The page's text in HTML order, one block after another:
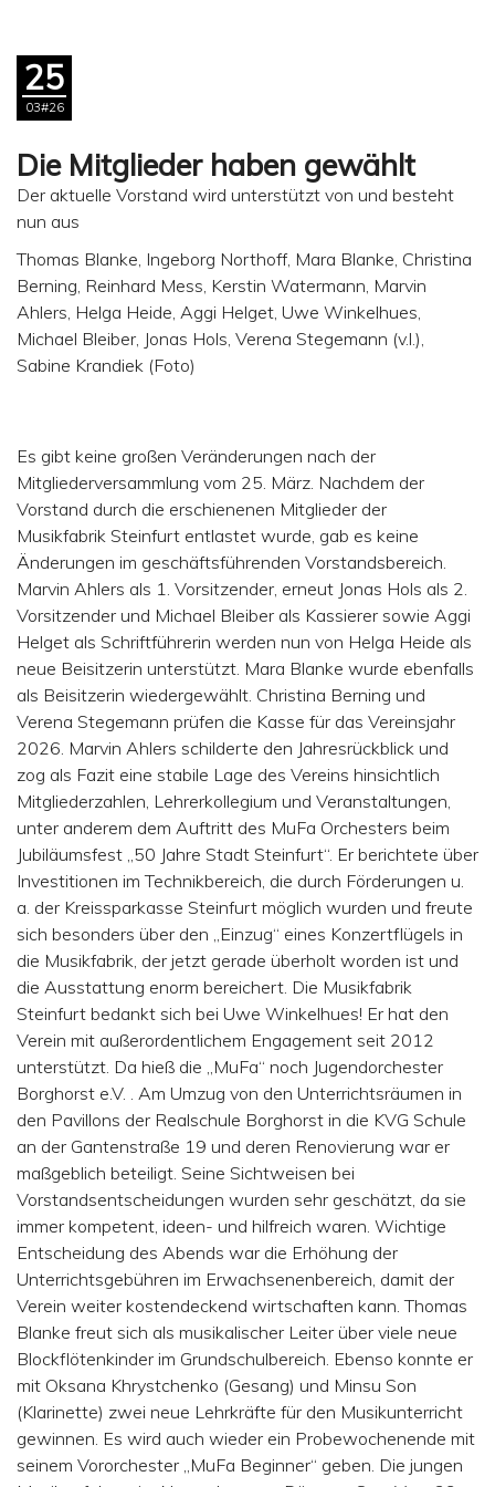
25
03#26
Die Mitglieder haben gewählt
Der aktuelle Vorstand wird unterstützt von und besteht
nun aus
Thomas Blanke, Ingeborg Northoff, Mara Blanke, Christina
Berning, Reinhard Mess, Kerstin Watermann, Marvin
Ahlers, Helga Heide, Aggi Helget, Uwe Winkelhues,
Michael Bleiber, Jonas Hols, Verena Stegemann (v.l.),
Sabine Krandiek (Foto)
Es gibt keine großen Veränderungen nach der
Mitgliederversammlung vom 25. März. Nachdem der
Vorstand durch die erschienenen Mitglieder der
Musikfabrik Steinfurt entlastet wurde, gab es keine
Änderungen im geschäftsführenden Vorstandsbereich.
Marvin Ahlers als 1. Vorsitzender, erneut Jonas Hols als 2.
Vorsitzender und Michael Bleiber als Kassierer sowie Aggi
Helget als Schriftführerin werden nun von Helga Heide als
neue Beisitzerin unterstützt. Mara Blanke wurde ebenfalls
als Beisitzerin wiedergewählt. Christina Berning und
Verena Stegemann prüfen die Kasse für das Vereinsjahr
2026. Marvin Ahlers schilderte den Jahresrückblick und
zog als Fazit eine stabile Lage des Vereins hinsichtlich
Mitgliederzahlen, Lehrerkollegium und Veranstaltungen,
unter anderem dem Auftritt des MuFa Orchesters beim
Jubiläumsfest „50 Jahre Stadt Steinfurt“. Er berichtete über
Investitionen im Technikbereich, die durch Förderungen u.
a. der Kreissparkasse Steinfurt möglich wurden und freute
sich besonders über den „Einzug“ eines Konzertflügels in
die Musikfabrik, der jetzt gerade überholt worden ist und
die Ausstattung enorm bereichert. Die Musikfabrik
Steinfurt bedankt sich bei Uwe Winkelhues! Er hat den
Verein mit außerordentlichem Engagement seit 2012
unterstützt. Da hieß die „MuFa“ noch Jugendorchester
Borghorst e.V. . Am Umzug von den Unterrichtsräumen in
den Pavillons der Realschule Borghorst in die KVG Schule
an der Gantenstraße 19 und deren Renovierung war er
maßgeblich beteiligt. Seine Sichtweisen bei
Vorstandsentscheidungen wurden sehr geschätzt, da sie
immer kompetent, ideen- und hilfreich waren. Wichtige
Entscheidung des Abends war die Erhöhung der
Unterrichtsgebühren im Erwachsenenbereich, damit der
Verein weiter kostendeckend wirtschaften kann. Thomas
Blanke freut sich als musikalischer Leiter über viele neue
Blockflötenkinder im Grundschulbereich. Ebenso konnte er
mit Oksana Khrystchenko (Gesang) und Minsu Son
(Klarinette) zwei neue Lehrkräfte für den Musikunterricht
gewinnen. Es wird auch wieder ein Probewochenende mit
seinem Vororchester „MuFa Beginner“ geben. Die jungen